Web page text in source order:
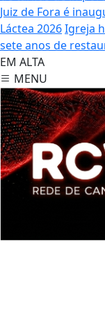
Juiz de Fora é
Láctea 2026Igreja
sete anos de
EM ALTA
MENU